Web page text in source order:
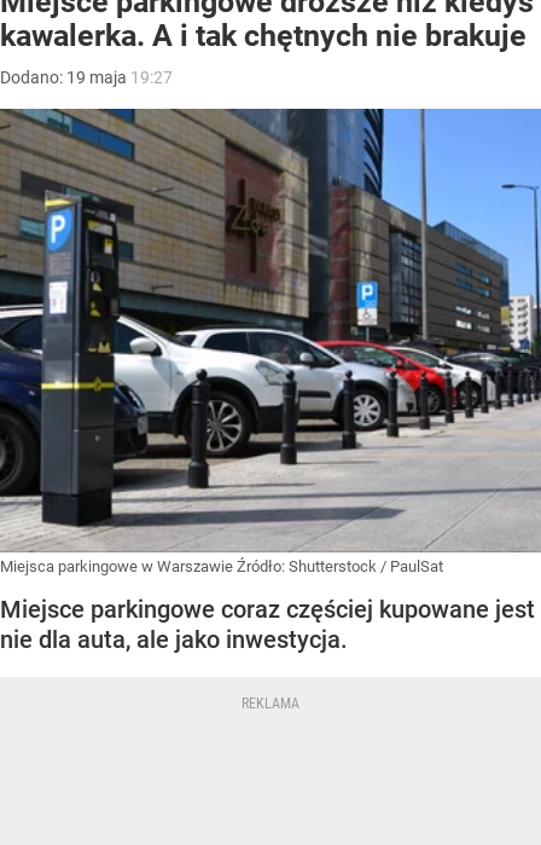
kawalerka. A i tak chętnych nie brakuje
Dodano: 19 maja 19:27
Miejsca parkingowe w Warszawie Źródło: Shutterstock / PaulSat
Miejsce parkingowe coraz częściej kupowane jest
nie dla auta, ale jako inwestycja.